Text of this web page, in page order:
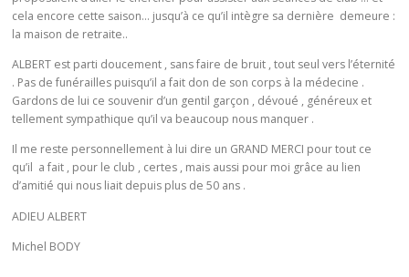
cela encore cette saison… jusqu’à ce qu’il intègre sa dernière demeure :
la maison de retraite..
ALBERT est parti doucement , sans faire de bruit , tout seul vers l’éternité
. Pas de funérailles puisqu’il a fait don de son corps à la médecine .
Gardons de lui ce souvenir d’un gentil garçon , dévoué , généreux et
tellement sympathique qu’il va beaucoup nous manquer .
Il me reste personnellement à lui dire un GRAND MERCI pour tout ce
qu’il a fait , pour le club , certes , mais aussi pour moi grâce au lien
d’amitié qui nous liait depuis plus de 50 ans .
ADIEU ALBERT
Michel BODY